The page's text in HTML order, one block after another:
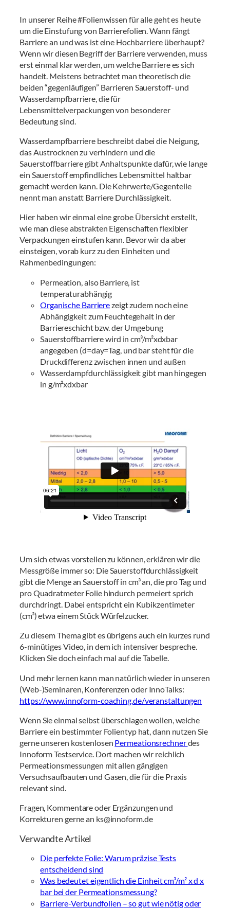
In unserer Reihe #Folienwissen für alle geht es heute
um die Einstufung von Barrierefolien. Wann fängt
Barriere an und was ist eine Hochbarriere überhaupt?
Wenn wir diesen Begriff der Barriere verwenden, muss
erst einmal klar werden, um welche Barriere es sich
handelt. Meistens betrachtet man theoretisch die
beiden “gegenläufigen” Barrieren Sauerstoff- und
Wasserdampfbarriere, die für
Lebensmittelverpackungen von besonderer
Bedeutung sind.
Wasserdampfbarriere beschreibt dabei die Neigung,
das Austrocknen zu verhindern und die
Sauerstoffbarriere gibt Anhaltspunkte dafür, wie lange
ein Sauerstoff empfindliches Lebensmittel haltbar
gemacht werden kann. Die Kehrwerte/Gegenteile
nennt man anstatt Barriere Durchlässigkeit.
Hier haben wir einmal eine grobe Übersicht erstellt,
wie man diese abstrakten Eigenschaften flexibler
Verpackungen einstufen kann. Bevor wir da aber
einsteigen, vorab kurz zu den Einheiten und
Rahmenbedingungen:
Permeation, also Barriere, ist
temperaturabhängig
Organische Barrierezeigt zudem noch eine
Abhängigkeit zum Feuchtegehalt in der
Barriereschicht bzw. der Umgebung
Sauerstoffbarriere wird in cm³/m²xdxbar
angegeben (d=day=Tag, und bar steht für die
Druckdifferenz zwischen innen und außen
Wasserdampfdurchlässigkeit gibt man hingegen
in g/m²xdxbar
Um sich etwas vorstellen zu können, erklären wir die
Messgröße immer so: Die Sauerstoffdurchlässigkeit
gibt die Menge an Sauerstoff in cm³ an, die pro Tag und
pro Quadratmeter Folie hindurch permeiert sprich
durchdringt. Dabei entspricht ein Kubikzentimeter
(cm³) etwa einem Stück Würfelzucker.
Zu diesem Thema gibt es übrigens auch ein kurzes rund
6-minütiges Video, in dem ich intensiver bespreche.
Klicken Sie doch einfach mal auf die Tabelle.
Und mehr lernen kann man natürlich wieder in unseren
(Web-)Seminaren, Konferenzen oder InnoTalks:
https://www.innoform-coaching.de/veranstaltungen
Wenn Sie einmal selbst überschlagen wollen, welche
Barriere ein bestimmter Folientyp hat, dann nutzen Sie
gerne unseren kostenlosen Permeationsrechnerdes
Innoform Testservice. Dort machen wir reichlich
Permeationsmessungen mit allen gängigen
Versuchsaufbauten und Gasen, die für die Praxis
relevant sind.
Fragen, Kommentare oder Ergänzungen und
Korrekturen gerne an ks@innoform.de
Verwandte Artikel
Die perfekte Folie: Warum präzise Tests
entscheidend sind
Was bedeutet eigentlich die Einheit cm³/m² x d x
bar bei der Permeationsmessung?
Barriere-Verbundfolien – so gut wie nötig oder